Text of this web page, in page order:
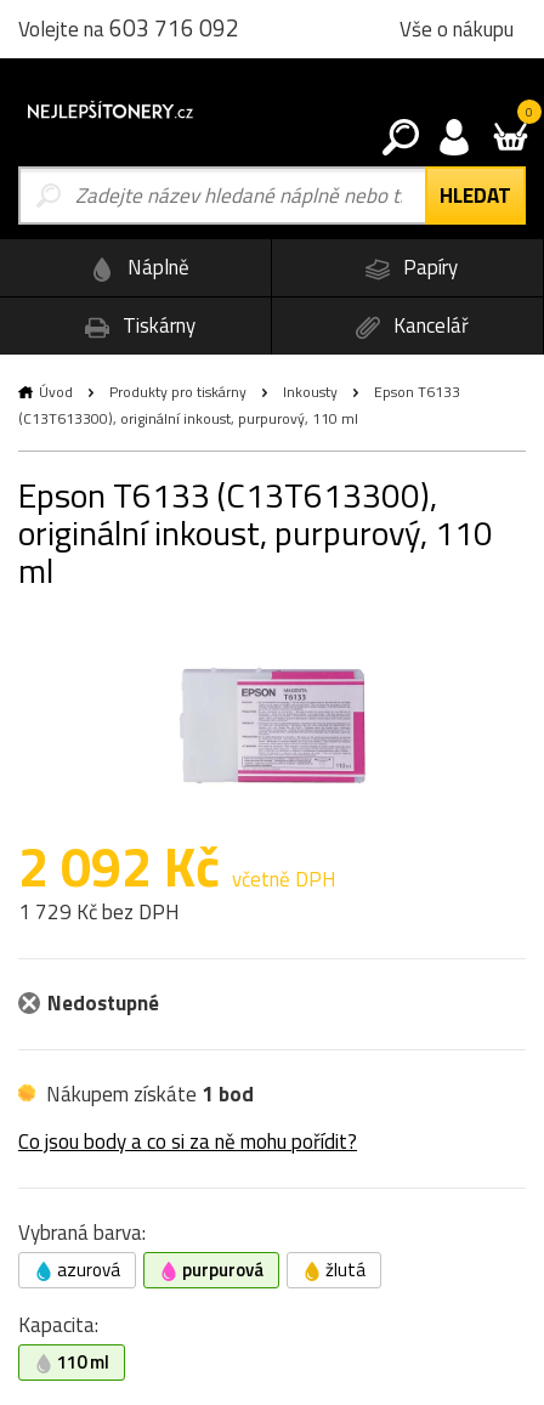
Volejte na603 716 092 Vše o nákupu
0
Náplně
Papíry
Tiskárny
Kancelář
Úvod Produkty pro tiskárny Inkousty
Epson T6133
(C13T613300), originální inkoust, purpurový, 110 ml
Epson T6133 (C13T613300),
originální inkoust, purpurový, 110
ml
2 092 Kč včetně DPH
1 729 Kč bez DPH
Nedostupné
Nákupem získáte 1 bod
Co jsou body a co si za ně mohu pořídit?
Vybraná barva:
azurová purpurová žlutá
Kapacita:
110 ml